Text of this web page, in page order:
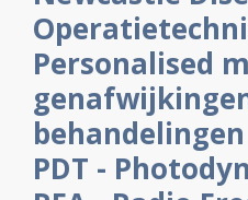
Personalised
behandelingen
PDT -